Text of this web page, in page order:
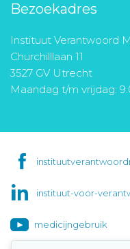
Bezoekadres
Instituut Verantwoord
Churchilllaan 11
3527 GV Utrecht
Maandag t/m vrijdag:
instituut-voor-
medicijngebruik